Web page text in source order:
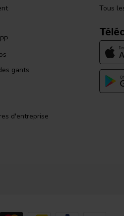
gants
d'entreprise
Tous